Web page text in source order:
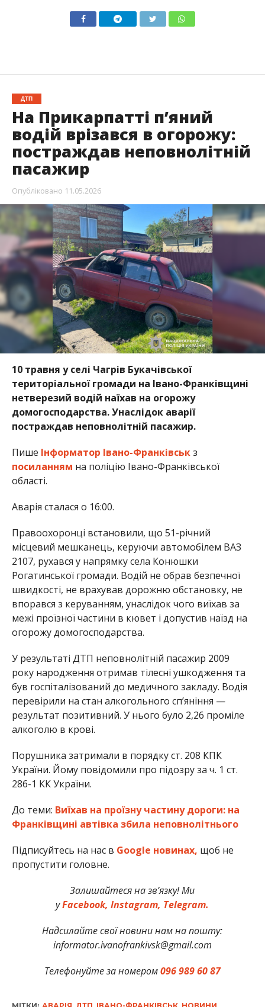
ДТП
На Прикарпатті п’яний
водій врізався в огорожу:
постраждав неповнолітній
пасажир
Опубліковано 11.05.2026
10 травня у селі Чагрів Букачівської
територіальної громади на Івано-Франківщині
нетверезий водій наїхав на огорожу
домогосподарства. Унаслідок аварії
постраждав неповнолітній пасажир.
Пише Інформатор Івано-Франківськз
посиланням на поліцію Івано-Франківської
області.
Аварія сталася о 16:00.
Правоохоронці встановили, що 51-річний
місцевий мешканець, керуючи автомобілем ВАЗ
2107, рухався у напрямку села Конюшки
Рогатинської громади. Водій не обрав безпечної
швидкості, не врахував дорожню обстановку, не
впорався з керуванням, унаслідок чого виїхав за
межі проїзної частини в кювет і допустив наїзд на
огорожу домогосподарства.
У результаті ДТП неповнолітній пасажир 2009
року народження отримав тілесні ушкодження та
був госпіталізований до медичного закладу. Водія
перевірили на стан алкогольного сп’яніння —
результат позитивний. У нього було 2,26 проміле
алкоголю в крові.
Порушника затримали в порядку ст. 208 КПК
України. Йому повідомили про підозру за ч. 1 ст.
286-1 КК України.
До теми: Виїхав на проїзну частину дороги: на
Франківщині автівка збила неповнолітнього
Підписуйтесь на нас в Google новинах, щоб не
пропустити головне.
Залишайтеся на зв’язку! Ми
уFacebook, Instagram, Telegram.
Надсилайте свої новини нам на пошту:
informator.ivanofrankivsk@gmail.com
Телефонуйте за номером096 989 60 87